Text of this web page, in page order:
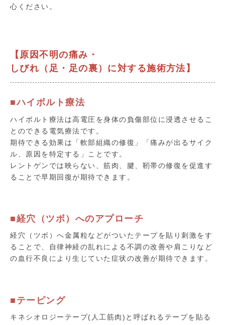
心ください。
【原因不明の痛み・
しびれ（足・足の裏）に対する施術方法】
■ハイボルト療法
ハイボルト療法は高電圧を身体の負傷部位に浸透させるこ
とのできる電気療法です。
期待できる効果は「軟部組織の修復」「痛みが出るサイク
ル、原因を特定する」ことです。
レントゲンでは映らない、筋肉、腱、靭帯の修復を促進す
ることで早期回復が期待できます。
■経穴（ツボ）へのアプローチ
経穴（ツボ）へ金属粒などがついたテープを貼り刺激をす
ることで、自律神経の乱れによる不調の改善や肩こりなど
の血行不良により生じていた症状の改善が期待できます。
■テーピング
キネシオロジーテープ(人工筋肉)と呼ばれるテープを貼る